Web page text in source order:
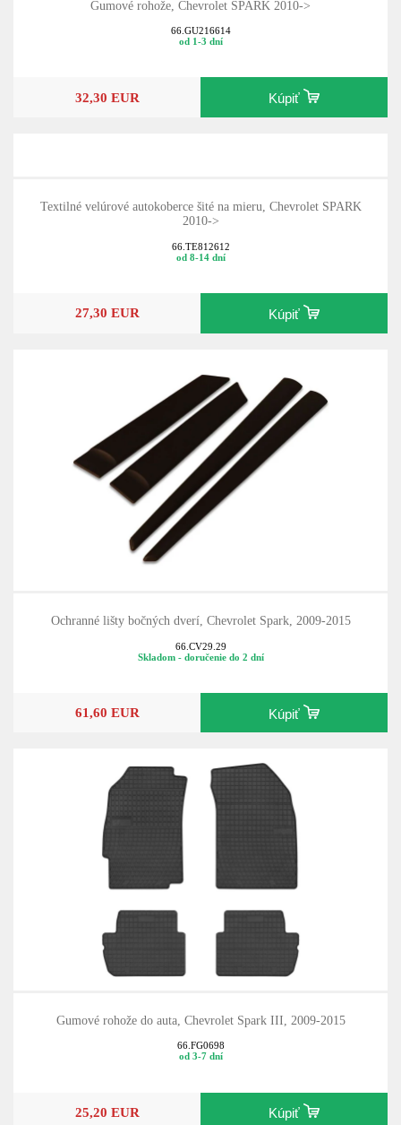
Gumové rohože, Chevrolet SPARK 2010->
66.GU216614
od 1-3 dní
32,30 EUR Kúpiť
Textilné velúrové autokoberce šité na mieru, Chevrolet SPARK
2010->
66.TE812612
od 8-14 dní
27,30 EUR Kúpiť
Ochranné lišty bočných dverí, Chevrolet Spark, 2009-2015
66.CV29.29
Skladom - doručenie do 2 dní
61,60 EUR Kúpiť
Gumové rohože do auta, Chevrolet Spark III, 2009-2015
66.FG0698
od 3-7 dní
25,20 EUR Kúpiť